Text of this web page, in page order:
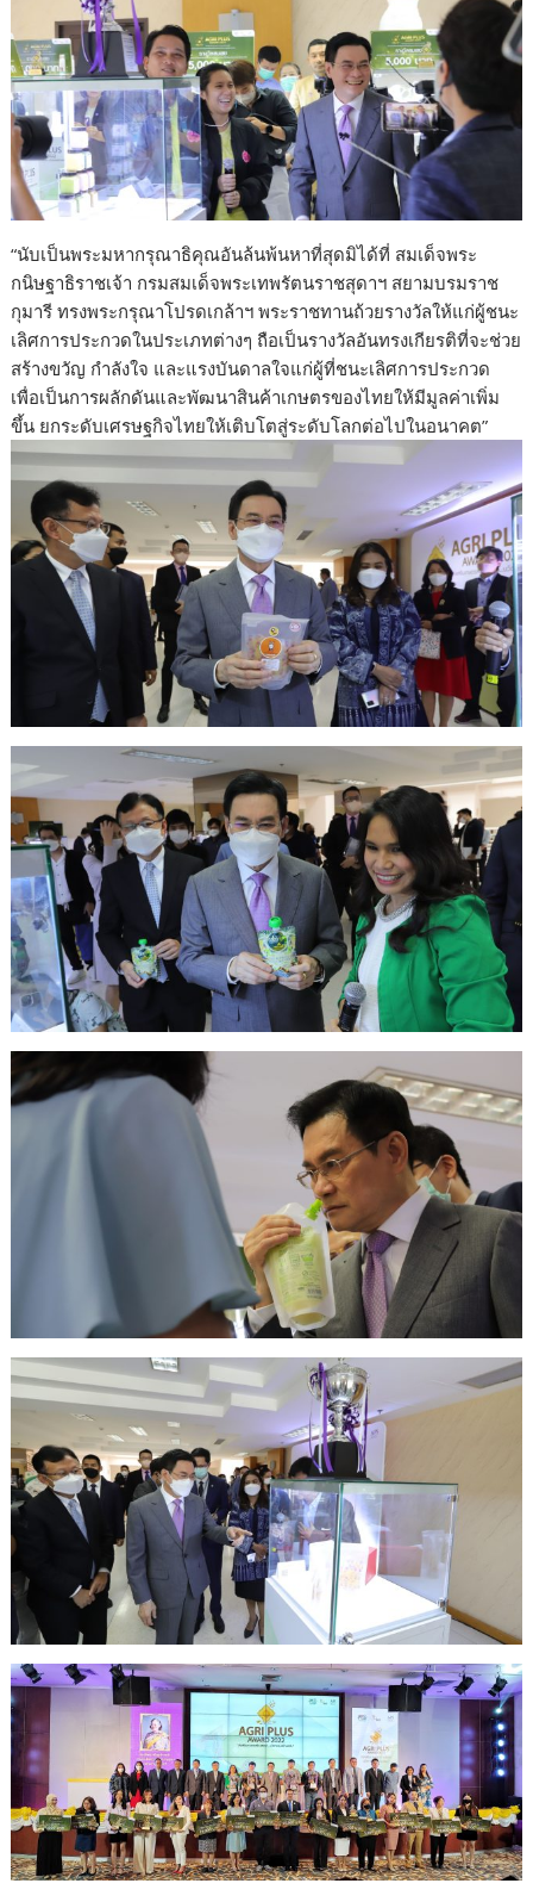
“นับเป็นพระมหากรุณาธิคุณอันล้นพ้นหาที่สุดมิได้ที่ สมเด็จพระ
กนิษฐาธิราชเจ้า กรมสมเด็จพระเทพรัตนราชสุดาฯ สยามบรมราช
กุมารี ทรงพระกรุณาโปรดเกล้าฯ พระราชทานถ้วยรางวัลให้แก่ผู้ชนะ
เลิศการประกวดในประเภทต่างๆ ถือเป็นรางวัลอันทรงเกียรติที่จะช่วย
สร้างขวัญ กำลังใจ และแรงบันดาลใจแก่ผู้ที่ชนะเลิศการประกวด
เพื่อเป็นการผลักดันและพัฒนาสินค้าเกษตรของไทยให้มีมูลค่าเพิ่ม
ขึ้น ยกระดับเศรษฐกิจไทยให้เติบโตสู่ระดับโลกต่อไปในอนาคต”